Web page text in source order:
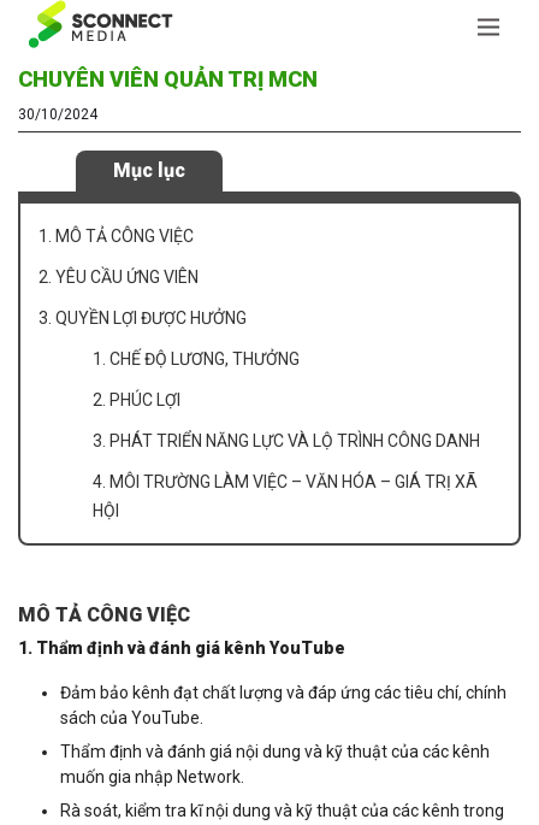
CHUYÊN VIÊN QUẢN TRỊ MCN
30/10/2024
Mục lục
1. MÔ TẢ CÔNG VIỆC
2. YÊU CẦU ỨNG VIÊN
3. QUYỀN LỢI ĐƯỢC HƯỞNG
1. CHẾ ĐỘ LƯƠNG, THƯỞNG
2. PHÚC LỢI
3. PHÁT TRIỂN NĂNG LỰC VÀ LỘ TRÌNH CÔNG DANH
4. MÔI TRƯỜNG LÀM VIỆC – VĂN HÓA – GIÁ TRỊ XÃ
HỘI
MÔ TẢ CÔNG VIỆC
1. Thẩm định và đánh giá kênh YouTube
Đảm bảo kênh đạt chất lượng và đáp ứng các tiêu chí, chính
sách của YouTube.
Thẩm định và đánh giá nội dung và kỹ thuật của các kênh
muốn gia nhập Network.
Rà soát, kiểm tra kĩ nội dung và kỹ thuật của các kênh trong